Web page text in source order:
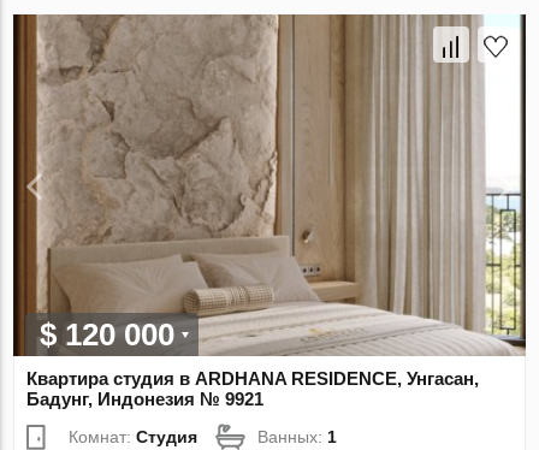
$ 120 000
Квартира студия в ARDHANA RESIDENCE, Унгасан,
Бадунг, Индонезия № 9921
Комнат:Студия Ванных: 1